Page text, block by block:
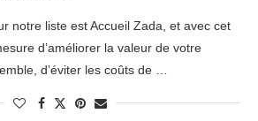
notre liste est Accueil Zada, et avec cet
d’améliorer la valeur de votre
d’éviter les coûts de …